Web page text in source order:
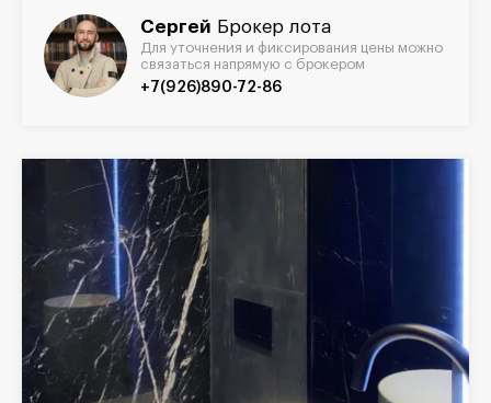
Сергей Брокер лота
Для уточнения и фиксирования цены можно
связаться напрямую с брокером
+7(926)890-72-86